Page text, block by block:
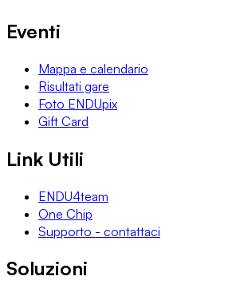
Eventi
Mappa e calendario
Risultati gare
Foto ENDUpix
Gift Card
Link Utili
ENDU4team
One Chip
Supporto - contattaci
Soluzioni